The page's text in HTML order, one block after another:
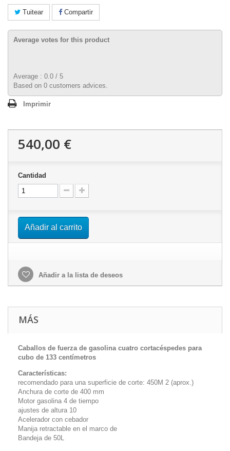
Tuitear Compartir
Average votes for this product
Average : 0.0 / 5
Based on 0 customers advices.
Imprimir
540,00 €
Cantidad
Añadir al carrito
Añadir a la lista de deseos
MÁS
Caballos de fuerza de gasolina cuatro cortacéspedes para
cubo de 133 centímetros
Características:
recomendado para una superficie de corte: 450M 2 (aprox.)
Anchura de corte de 400 mm
Motor gasolina 4 de tiempo
ajustes de altura 10
Acelerador con cebador
Manija retractable en el marco de
Bandeja de 50L